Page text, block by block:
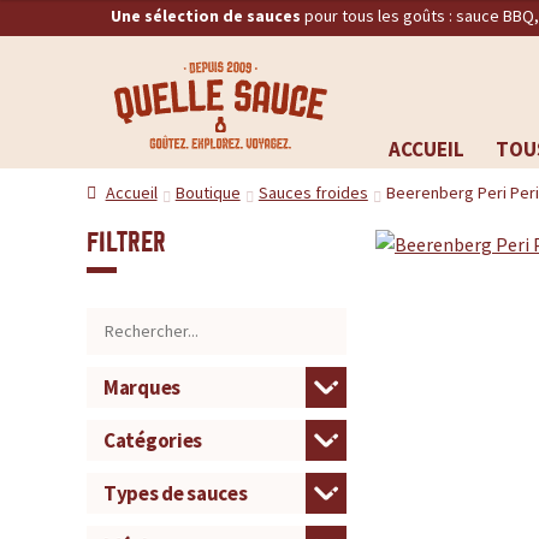
Une sélection de sauces pour tous les goûts : sauce
Aller
la
navigation
Aller
contenu
e
l
S
a
ACCUEIL
Accueil Boutique Sauces froides Beerenberg Peri
Filtrer